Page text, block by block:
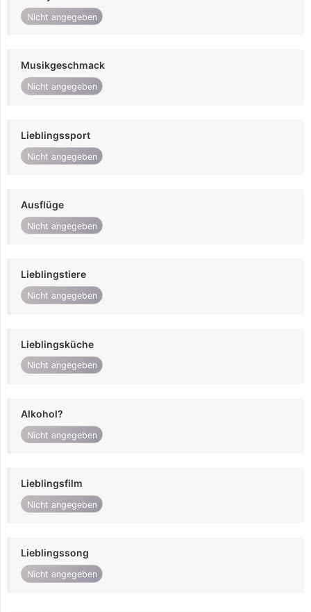
Nicht angegeben
Musikgeschmack
Nicht angegeben
Lieblingssport
Nicht angegeben
Ausflüge
Nicht angegeben
Lieblingstiere
Nicht angegeben
Lieblingsküche
Nicht angegeben
Alkohol?
Nicht angegeben
Lieblingsfilm
Nicht angegeben
Lieblingssong
Nicht angegeben